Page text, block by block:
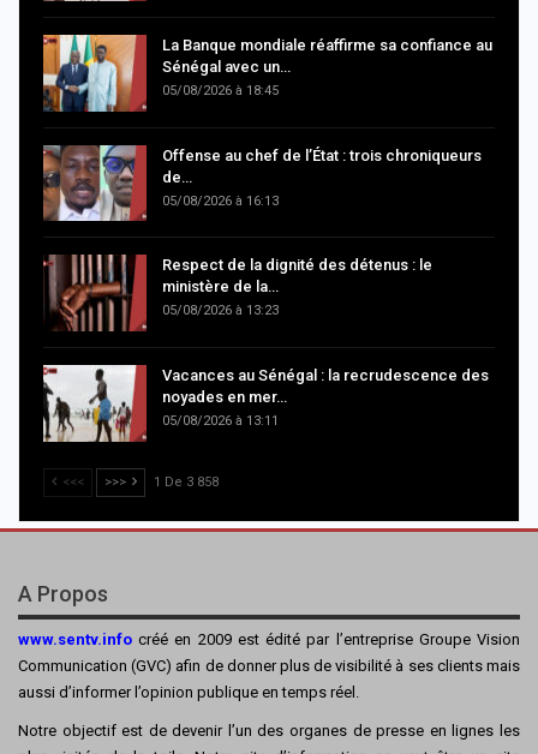
La Banque mondiale réaffirme sa confiance au
Sénégal avec un…
05/08/2026 à 18:45
Offense au chef de l’État : trois chroniqueurs
de…
05/08/2026 à 16:13
Respect de la dignité des détenus : le
ministère de la…
05/08/2026 à 13:23
Vacances au Sénégal : la recrudescence des
noyades en mer…
05/08/2026 à 13:11
<<< >>> 1 De 3 858
A Propos
www.sentv.info créé en 2009 est édité par l’entreprise Groupe Vision
Communication (GVC) afin de donner plus de visibilité à ses clients mais
aussi d’informer l’opinion publique en temps réel.
Notre objectif est de devenir l’un des organes de presse en lignes les